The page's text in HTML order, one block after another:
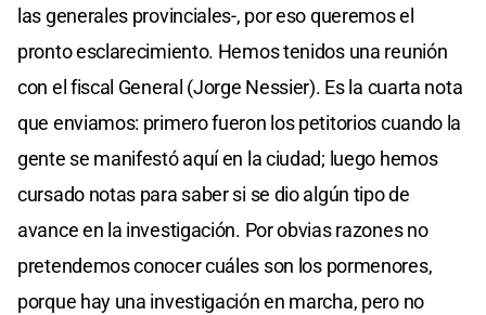
las generales provinciales-, por eso queremos el
pronto esclarecimiento. Hemos tenidos una reunión
con el fiscal General (Jorge Nessier). Es la cuarta nota
que enviamos: primero fueron los petitorios cuando la
gente se manifestó aquí en la ciudad; luego hemos
cursado notas para saber si se dio algún tipo de
avance en la investigación. Por obvias razones no
pretendemos conocer cuáles son los pormenores,
porque hay una investigación en marcha, pero no